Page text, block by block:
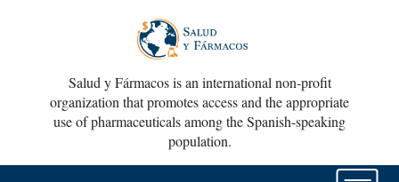
Salud y Fármacos is an international non-profit
organization that promotes access and the appropriate
use of pharmaceuticals among the Spanish-speaking
population.